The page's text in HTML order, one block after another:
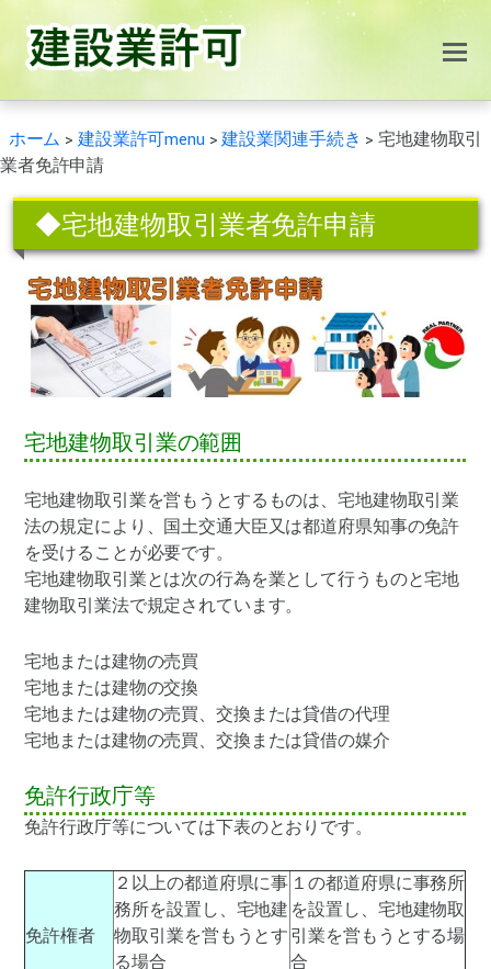
ホーム > 建設業許可menu >建設業関連手続き >宅地建物取引
業者免許申請
◆宅地建物取引業者免許申請
宅地建物取引業の範囲
宅地建物取引業を営もうとするものは、宅地建物取引業
法の規定により、国土交通大臣又は都道府県知事の免許
を受けることが必要です。
宅地建物取引業とは次の行為を業として行うものと宅地
建物取引業法で規定されています。
宅地または建物の売買
宅地または建物の交換
宅地または建物の売買、交換または貸借の代理
宅地または建物の売買、交換または貸借の媒介
免許行政庁等
免許行政庁等については下表のとおりです。
免許権者
２以上の都道府県に事
務所を設置し、宅地建
物取引業を営もうとす
る場合
１の都道府県に事務所
を設置し、宅地建物取
引業を営もうとする場
合